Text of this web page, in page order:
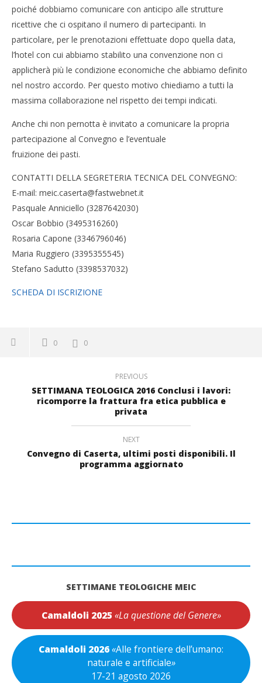
poiché dobbiamo comunicare con anticipo alle strutture
ricettive che ci ospitano il numero di partecipanti. In
particolare, per le prenotazioni effettuate dopo quella data,
l’hotel con cui abbiamo stabilito una convenzione non ci
applicherà più le condizione economiche che abbiamo definito
nel nostro accordo. Per questo motivo chiediamo a tutti la
massima collaborazione nel rispetto dei tempi indicati.
Anche chi non pernotta è invitato a comunicare la propria
partecipazione al Convegno e l’eventuale
fruizione dei pasti.
CONTATTI DELLA SEGRETERIA TECNICA DEL CONVEGNO:
E-mail: meic.caserta@fastwebnet.it
Pasquale Anniciello (3287642030)
Oscar Bobbio (3495316260)
Rosaria Capone (3346796046)
Maria Ruggiero (3395355545)
Stefano Sadutto (3398537032)
SCHEDA DI ISCRIZIONE
0 0
PREVIOUS
SETTIMANA TEOLOGICA 2016 Conclusi i lavori:
ricomporre la frattura fra etica pubblica e
privata
NEXT
Convegno di Caserta, ultimi posti disponibili. Il
programma aggiornato
SETTIMANE TEOLOGICHE MEIC
Camaldoli 2025 «La questione del Genere»
Camaldoli 2026«Alle frontiere dell’umano:
naturale e artificiale»
17-21 agosto 2026